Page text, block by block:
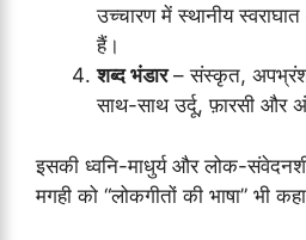
उच्चारण में स्थानीय
हैं।
शब्द भंडार– संस्कृत, अपभ्रंश
साथ-साथ उर्दू, फ़ारसी और
इसकी ध्वनि-माधुर्य और लोक-
मगही को “लोकगीतों की भाषा” भी